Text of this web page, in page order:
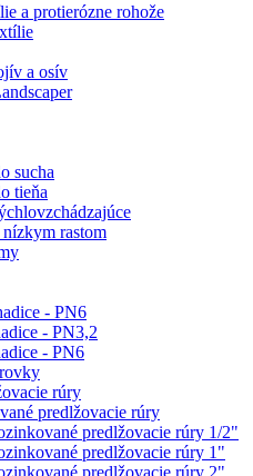
a protierózne rohože
a osív
sucha
tieňa
rastom
- PN6
- PN3,2
- PN6
rúry
predlžovacie rúry
predlžovacie rúry 1/2"
predlžovacie rúry 1"
predlžovacie rúry 2"